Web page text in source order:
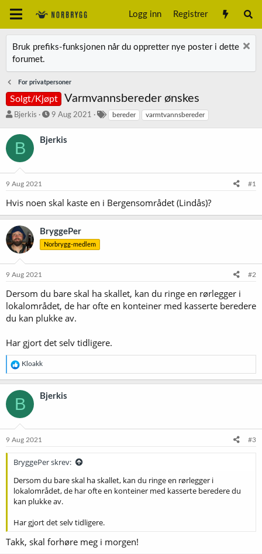
Logg inn Registrer
Bruk prefiks-funksjonen når du oppretter nye poster i dette
forumet.
For privatpersoner
Solgt/Kjøpt Varmvannsbereder ønskes
T
å
s
r
e
r
Bjerkis
S
r
o
9 Aug 2021 bereder varmtvannsbereder
B Bjerkis
9 Aug 2021 #1
Hvis noen skal kaste en i Bergensområdet (Lindås)?
BryggePer
Norbrygg-medlem
9 Aug 2021 #2
Dersom du bare skal ha skallet, kan du ringe en rørlegger i
lokalområdet, de har ofte en konteiner med kasserte beredere
du kan plukke av.
Har gjort det selv tidligere.
R
e
a
k
s
j
o
e
Kloakk
B Bjerkis
9 Aug 2021 #3
BryggePer skrev:
Dersom du bare skal ha skallet, kan du ringe en rørlegger i
lokalområdet, de har ofte en konteiner med kasserte beredere du
kan plukke av.
Har gjort det selv tidligere.
Takk, skal forhøre meg i morgen!